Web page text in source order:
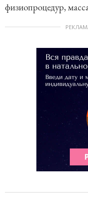
физиопроцедур,